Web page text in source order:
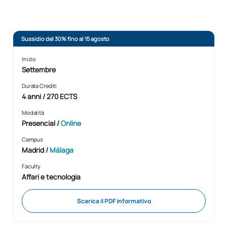
Sussidio del 30% fino al 15 agosto
Inizio
Settembre
Durata Crediti
4 anni / 270 ECTS
Modalità
Presencial/Online
Campus
Madrid / Málaga
Faculty
Affari e tecnologia
Scarica il PDF informativo